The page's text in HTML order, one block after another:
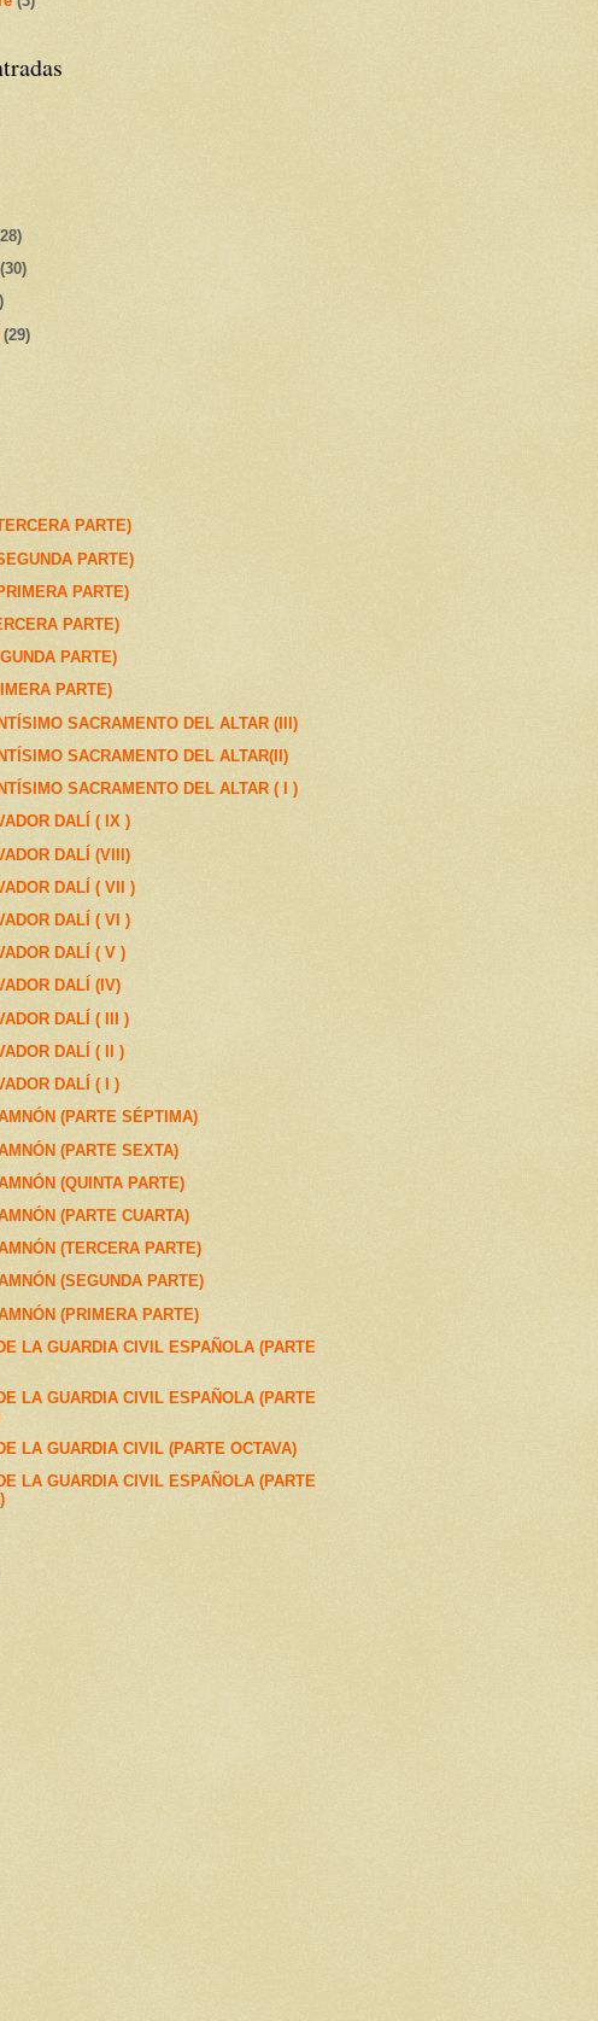
(30)
(29)
PARTE)
PARTE)
PARTE)
PARTE)
PARTE)
PARTE)
SACRAMENTO DEL ALTAR (III)
SACRAMENTO DEL ALTAR(II)
SACRAMENTO DEL ALTAR ( I )
DALÍ ( IX )
DALÍ (VIII)
DALÍ ( VII )
DALÍ ( VI )
DALÍ ( V )
DALÍ (IV)
DALÍ ( III )
DALÍ ( II )
DALÍ ( I )
(PARTE SÉPTIMA)
(PARTE SEXTA)
(QUINTA PARTE)
(PARTE CUARTA)
(TERCERA PARTE)
(SEGUNDA PARTE)
(PRIMERA PARTE)
LA GUARDIA CIVIL ESPAÑOLA (PARTE
LA GUARDIA CIVIL ESPAÑOLA (PARTE
LA GUARDIA CIVIL (PARTE OCTAVA)
LA GUARDIA CIVIL ESPAÑOLA (PARTE